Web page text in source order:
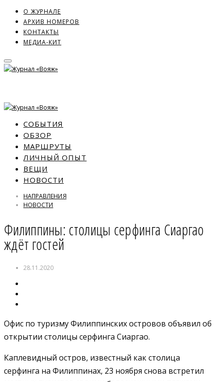
О ЖУРНАЛЕ
АРХИВ НОМЕРОВ
КОНТАКТЫ
МЕДИА-КИТ
СОБЫТИЯ
ОБЗОР
МАРШРУТЫ
ЛИЧНЫЙ ОПЫТ
ВЕЩИ
НОВОСТИ
НАПРАВЛЕНИЯ
НОВОСТИ
Филиппины: столицы серфинга Сиаргао
ждёт гостей
28.11.2020
Офис по туризму Филиппинских островов объявил об
открытии столицы серфинга Сиаргао.
Каплевидный остров, известный как столица
серфинга на Филиппинах, 23 ноября снова встретил